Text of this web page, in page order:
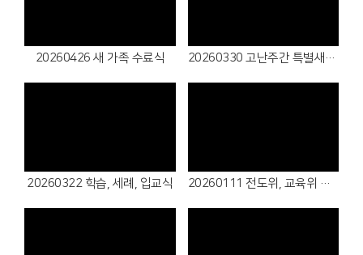
20260426 새 가족 수료식 20260330 고난주간 특별새벽기도
20260322 학습, 세례, 입교식 20260111 전도위, 교육위 협력식